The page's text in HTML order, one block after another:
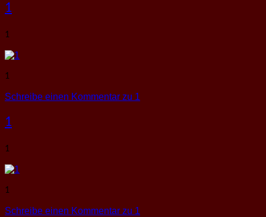
1
1
1
Schreibe einen Kommentar zu 1
1
1
1
Schreibe einen Kommentar zu 1